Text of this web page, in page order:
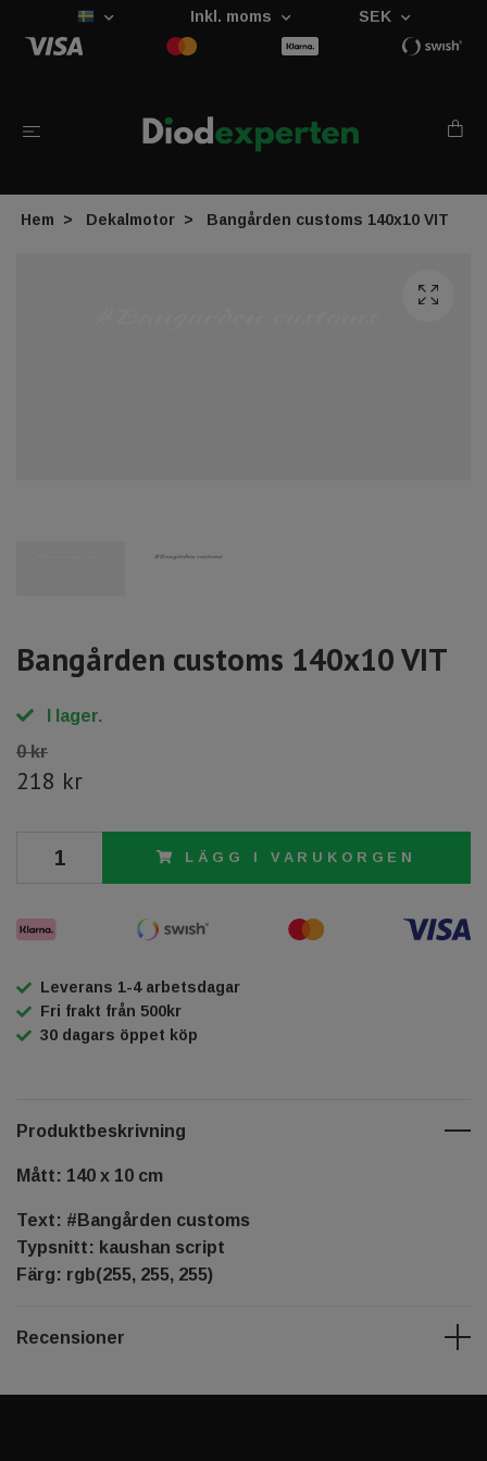
Inkl. moms SEK
Hem Dekalmotor Bangården customs 140x10 VIT
Bangården customs 140x10 VIT
I lager.
0 kr
218 kr
LÄGG I VARUKORGEN
Leverans 1-4 arbetsdagar
Fri frakt från 500kr
30 dagars öppet köp
Produktbeskrivning
Mått: 140 x 10 cm
Text: #Bangården customs
Typsnitt: kaushan script
Färg: rgb(255, 255, 255)
Recensioner